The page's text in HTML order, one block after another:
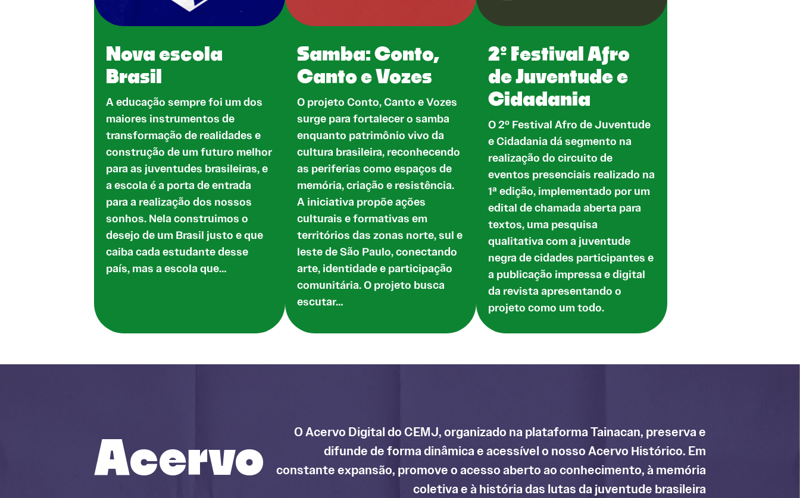
Nova escola
Brasil
A educação sempre foi um dos
maiores instrumentos de
transformação de realidades e
construção de um futuro melhor
para as juventudes brasileiras, e
a escola é a porta de entrada
para a realização dos nossos
sonhos. Nela construimos o
desejo de um Brasil justo e que
caiba cada estudante desse
país, mas a escola que…
Samba: Conto,
Canto e Vozes
O projeto Conto, Canto e Vozes
surge para fortalecer o samba
enquanto patrimônio vivo da
cultura brasileira, reconhecendo
as periferias como espaços de
memória, criação e resistência.
A iniciativa propõe ações
culturais e formativas em
territórios das zonas norte, sul e
leste de São Paulo, conectando
arte, identidade e participação
comunitária. O projeto busca
escutar…
2º Festival Afro
de Juventude e
Cidadania
O 2º Festival Afro de Juventude
e Cidadania dá segmento na
realização do circuito de
eventos presenciais realizado na
1ª edição, implementado por um
edital de chamada aberta para
textos, uma pesquisa
qualitativa com a juventude
negra de cidades participantes e
a publicação impressa e digital
da revista apresentando o
projeto como um todo.
Acervo
O Acervo Digital do CEMJ, organizado na plataforma Tainacan, preserva e
difunde de forma dinâmica e acessível o nosso Acervo Histórico. Em
constante expansão, promove o acesso aberto ao conhecimento, à memória
coletiva e à história das lutas da juventude brasileira